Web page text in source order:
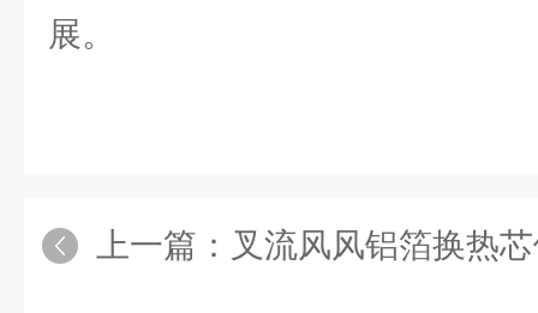
展。
上一篇： 叉流风风铝箔换热